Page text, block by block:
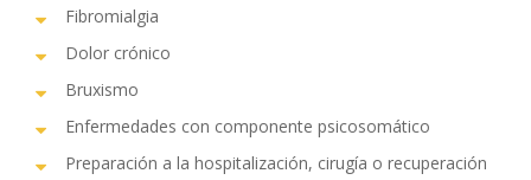
Fibromialgia
Dolor crónico
Bruxismo
Enfermedades con componente psicosomático
Preparación a la hospitalización, cirugía o recuperación